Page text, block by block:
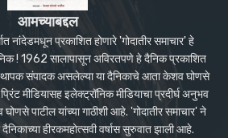
आमच्याबद्दल
नांदेडमधून प्रकाशित होणारे 'गोदातीर समाचार' हे
! 1962 सालापासून अविरतपणे हे दैनिक प्रकाशित
संपादक असलेल्या या दैनिकाचे आता केशव घोणसे
मीडियासह इलेक्ट्रॉनिक मीडियाचा प्रदीर्घ अनुभव
पाटील यांच्या गाठीशी आहे. 'गोदातीर समाचार' ने
हीरकमहोत्सवी वर्षास सुरुवात झाली आहे.